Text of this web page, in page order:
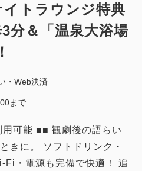
イトラウンジ特典
＆「温泉大浴場
・Web決済
まで
可能 ■■ 観劇後の語らい
きに。 ソフトドリンク・
Fi・電源も完備で快適！ 追